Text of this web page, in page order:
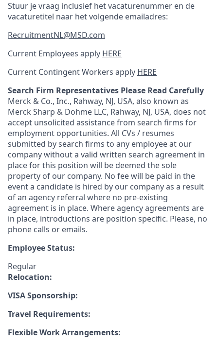
Stuur je vraag inclusief het vacaturenummer en de
vacaturetitel naar het volgende emailadres:
RecruitmentNL@MSD.com
Current Employees apply HERE
Current Contingent Workers apply HERE
Search Firm Representatives Please Read Carefully
Merck & Co., Inc., Rahway, NJ, USA, also known as
Merck Sharp & Dohme LLC, Rahway, NJ, USA, does not
accept unsolicited assistance from search firms for
employment opportunities. All CVs / resumes
submitted by search firms to any employee at our
company without a valid written search agreement in
place for this position will be deemed the sole
property of our company. No fee will be paid in the
event a candidate is hired by our company as a result
of an agency referral where no pre-existing
agreement is in place. Where agency agreements are
in place, introductions are position specific. Please, no
phone calls or emails.
Employee Status:
Regular
Relocation:
VISA Sponsorship:
Travel Requirements:
Flexible Work Arrangements: